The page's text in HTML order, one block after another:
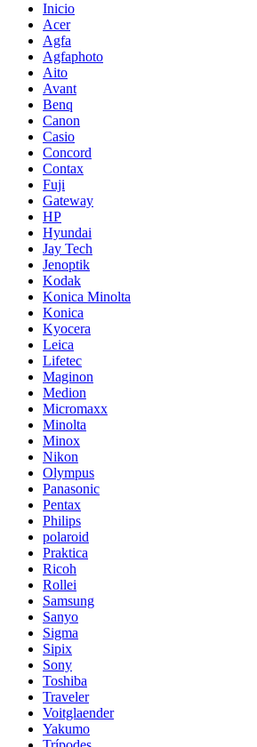
Inicio
Acer
Agfa
Agfaphoto
Aito
Avant
Benq
Canon
Casio
Concord
Contax
Fuji
Gateway
HP
Hyundai
Jay Tech
Jenoptik
Kodak
Konica Minolta
Konica
Kyocera
Leica
Lifetec
Maginon
Medion
Micromaxx
Minolta
Minox
Nikon
Olympus
Panasonic
Pentax
Philips
polaroid
Praktica
Ricoh
Rollei
Samsung
Sanyo
Sigma
Sipix
Sony
Toshiba
Traveler
Voitglaender
Yakumo